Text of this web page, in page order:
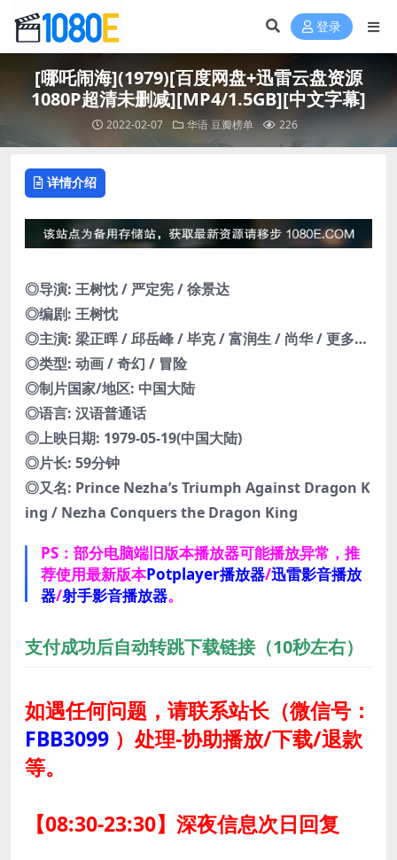
登录
[哪吒闹海](1979)[百度网盘+迅雷云盘资源
1080P超清未删减][MP4/1.5GB][中文字幕]
2022-02-07 华语豆瓣榜单 226
详情介绍
◎导演: 王树忱 / 严定宪 / 徐景达
◎编剧: 王树忱
◎主演: 梁正晖 / 邱岳峰 / 毕克 / 富润生 / 尚华 / 更多…
◎类型: 动画 / 奇幻 / 冒险
◎制片国家/地区: 中国大陆
◎语言: 汉语普通话
◎上映日期: 1979-05-19(中国大陆)
◎片长: 59分钟
◎又名: Prince Nezha’s Triumph Against Dragon K
ing / Nezha Conquers the Dragon King
PS：部分电脑端旧版本播放器可能播放异常，推
荐使用最新版本Potplayer播放器/迅雷影音播放
器/射手影音播放器。
支付成功后自动转跳下载链接（10秒左右）
如遇任何问题，请联系站长（微信号：
FBB3099 ） 处理-协助播放/下载/退款
等。
【08:30-23:30】深夜信息次日回复